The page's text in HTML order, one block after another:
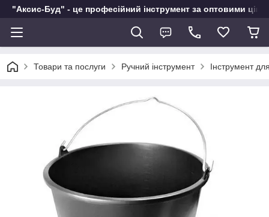
"Аксис-Буд" - це професійний інструмент за оптовими
Товари та послуги Ручний інструмент Інструмент